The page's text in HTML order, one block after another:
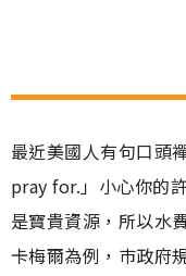
最近美國人有句口頭
pray for.」小心你的
是寶貴資源，所以水
卡梅爾為例，巿政府